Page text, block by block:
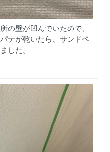
の壁が凹んでいたので、
テが乾いたら、サンドペ
した。